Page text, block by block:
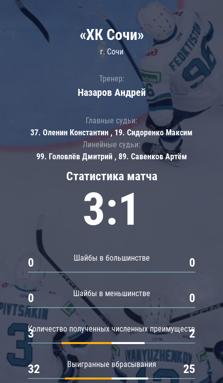
Статистика матча
3:1
Шайбы в большинстве
0 0
Шайбы в меньшинстве
0 0
Количество полученных численных преимуществ
3 2
Выигранные вбрасывания
32 25
«ХК Сочи»
г. Сочи
Тренер:
Назаров Андрей
Главные судьи:
37. Оленин Константин , 19. Сидоренко Максим
Линейные судьи:
99. Головлёв Дмитрий , 89. Савенков Артём